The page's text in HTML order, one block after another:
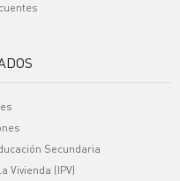
Secundaria
Vivienda (IPV)